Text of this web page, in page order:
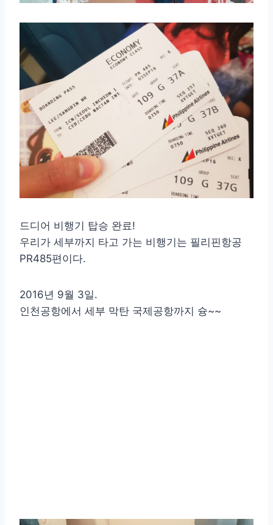
드디어 비행기 탑승 완료!
우리가 세부까지 타고 가는 비행기는 필리핀항공
PR485편이다.
2016년 9월 3일.
인천공항에서 세부 막탄 국제공항까지 슝~~